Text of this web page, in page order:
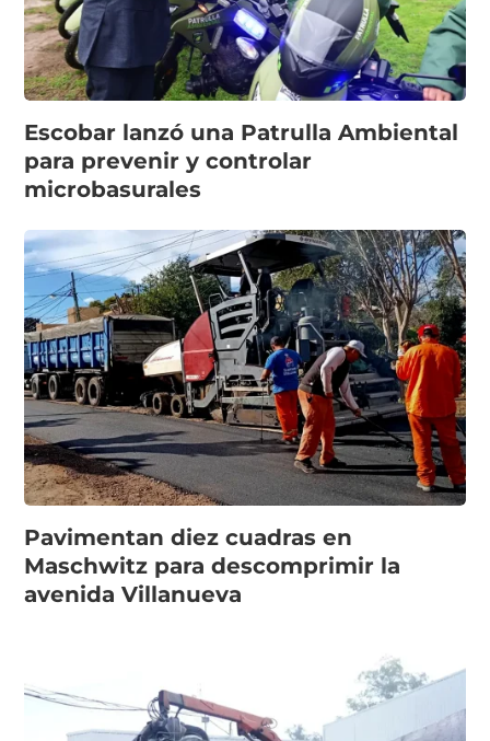
Escobar lanzó una Patrulla Ambiental
para prevenir y controlar
microbasurales
Pavimentan diez cuadras en
Maschwitz para descomprimir la
avenida Villanueva